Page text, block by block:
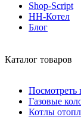
Shop-Script
НН-Котел
Блог
Каталог товаров
Посмотреть
Газовые
Котлы